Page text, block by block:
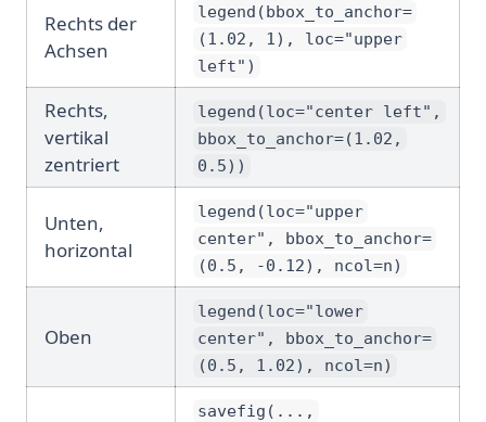
Rechts der
Achsen
legend(bbox_to_anchor=
(1.02, 1), loc="upper
left")
Rechts,
vertikal
zentriert
legend(loc="center left",
bbox_to_anchor=(1.02,
0.5))
Unten,
horizontal
legend(loc="upper
center", bbox_to_anchor=
(0.5, -0.12), ncol=n)
Oben
legend(loc="lower
center", bbox_to_anchor=
(0.5, 1.02), ncol=n)
savefig(...,